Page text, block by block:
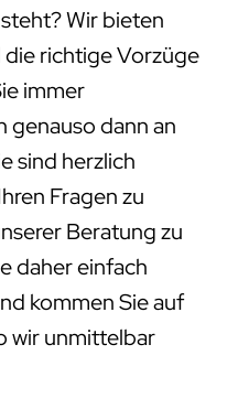
Wir bieten
die richtige Vorzüge
immer
genauso dann an
sind herzlich
Fragen zu
Beratung zu
daher einfach
kommen Sie auf
wir unmittelbar